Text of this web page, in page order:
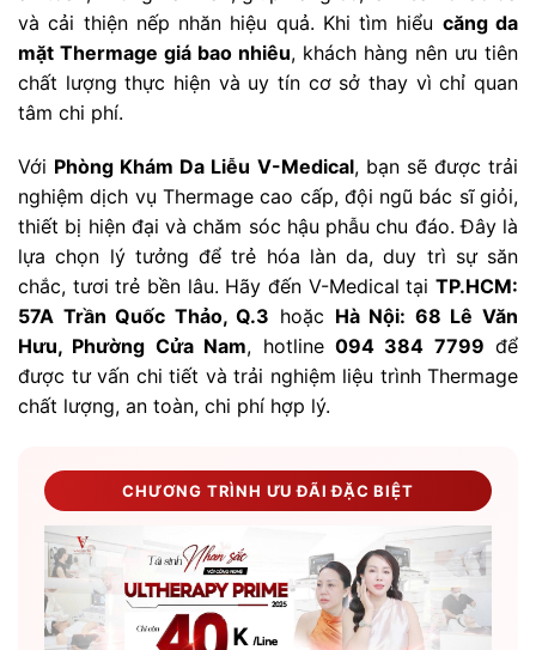
và cải thiện nếp nhăn hiệu quả. Khi tìm hiểu căng da
mặt Thermage giá bao nhiêu, khách hàng nên ưu tiên
chất lượng thực hiện và uy tín cơ sở thay vì chỉ quan
tâm chi phí.
Với Phòng Khám Da Liễu V-Medical, bạn sẽ được trải
nghiệm dịch vụ Thermage cao cấp, đội ngũ bác sĩ giỏi,
thiết bị hiện đại và chăm sóc hậu phẫu chu đáo. Đây là
lựa chọn lý tưởng để trẻ hóa làn da, duy trì sự săn
chắc, tươi trẻ bền lâu. Hãy đến V-Medical tại TP.HCM:
57A Trần Quốc Thảo, Q.3 hoặc Hà Nội: 68 Lê Văn
Hưu, Phường Cửa Nam, hotline 094 384 7799 để
được tư vấn chi tiết và trải nghiệm liệu trình Thermage
chất lượng, an toàn, chi phí hợp lý.
CHƯƠNG TRÌNH ƯU ĐÃI ĐẶC BIỆT